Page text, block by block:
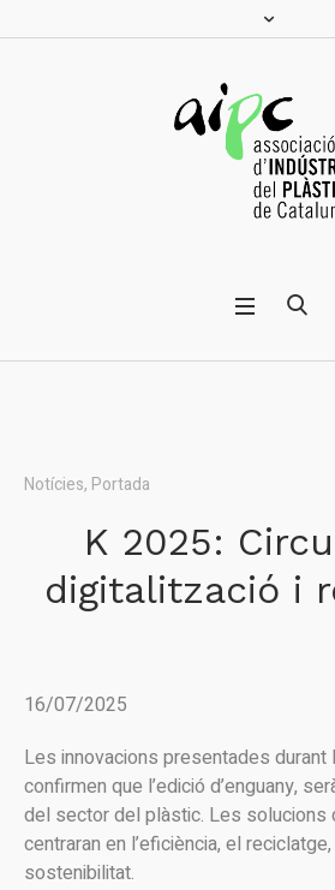
Notícies, Portada
K 2025:
digitalització i
16/07/2025
Les innovacions presentades durant
confirmen que l’edició d’enguany,
del sector del plàstic. Les solucions
centraran en l’eficiència, el
sostenibilitat.